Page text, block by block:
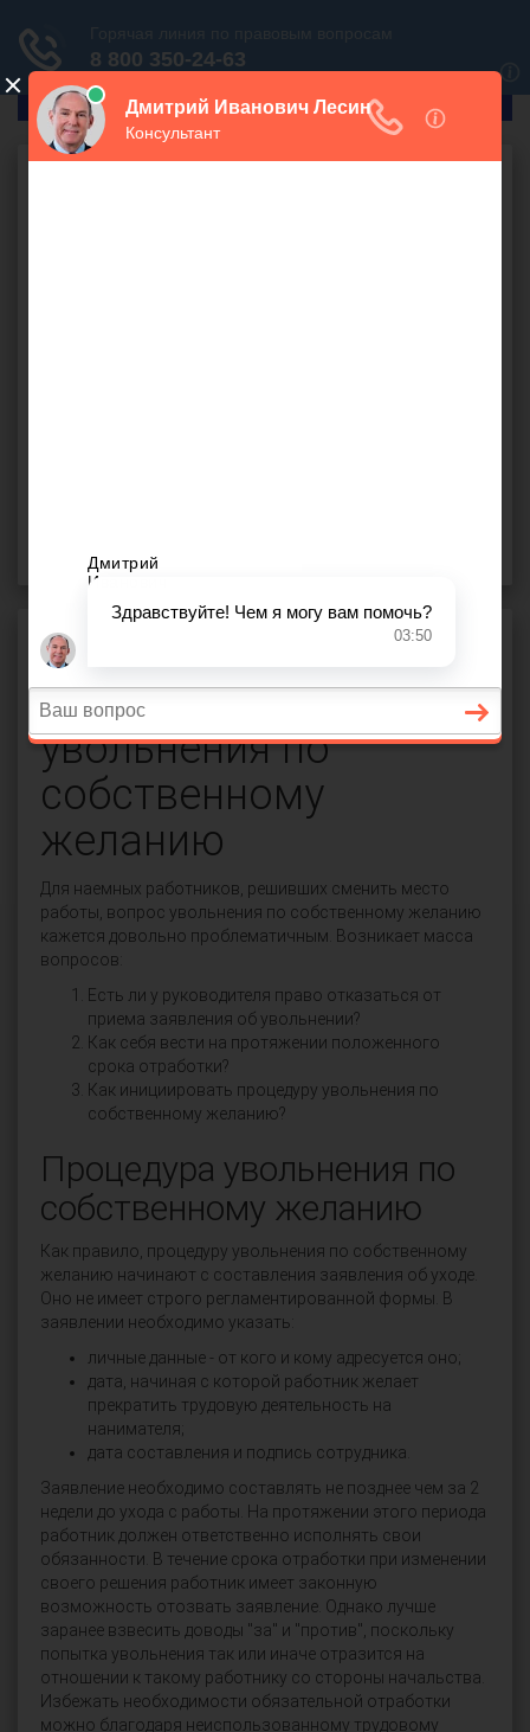
ГлавПрав
Трудовое право
Процедура
увольнения по
собственному
желанию
Для наемных работников, решивших сменить место
работы, вопрос увольнения по собственному желанию
кажется довольно проблематичным. Возникает масса
вопросов:
Есть ли у руководителя право отказаться от
приема заявления об увольнении?
Как себя вести на протяжении положенного
срока отработки?
Как инициировать процедуру увольнения по
собственному желанию?
Процедура увольнения по
собственному желанию
Как правило, процедуру увольнения по собственному
желанию начинают с составления заявления об уходе.
Оно не имеет строго регламентированной формы. В
заявлении необходимо указать:
личные данные - от кого и кому адресуется оно;
дата, начиная с которой работник желает
прекратить трудовую деятельность на
нанимателя;
дата составления и подпись сотрудника.
Заявление необходимо составлять не позднее чем за 2
недели до ухода с работы. На протяжении этого периода
работник должен ответственно исполнять свои
обязанности. В течение срока отработки при изменении
своего решения работник имеет законную
возможность отозвать заявление. Однако лучше
заранее взвесить доводы "за" и "против", поскольку
попытка увольнения так или иначе отразится на
отношении к такому работнику со стороны начальства.
Избежать необходимости обязательной отработки
можно благодаря неиспользованному трудовому